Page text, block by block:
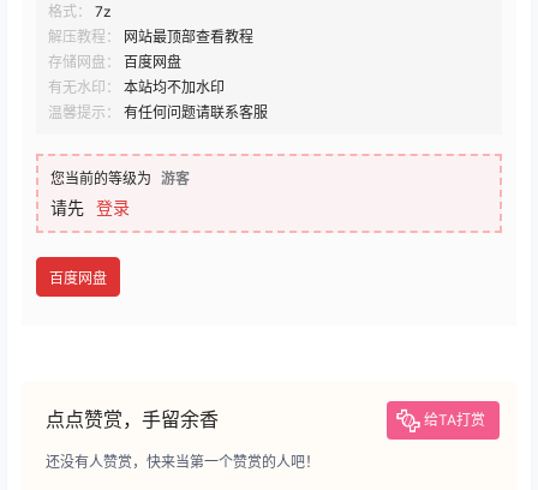
格式：
7z
解压教程：
网站最顶部查看教程
存储网盘：
百度网盘
有无水印：
本站均不加水印
温馨提示：
有任何问题请联系客服
您当前的等级为 游客
请先 登录
百度网盘
点点赞赏，手留余香 给TA打赏
还没有人赞赏，快来当第一个赞赏的人吧！